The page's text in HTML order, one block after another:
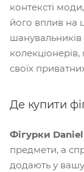
контексті
його вплив на
шанувальників
своїх
Де купити
Фігурки
предмети, а
додають у